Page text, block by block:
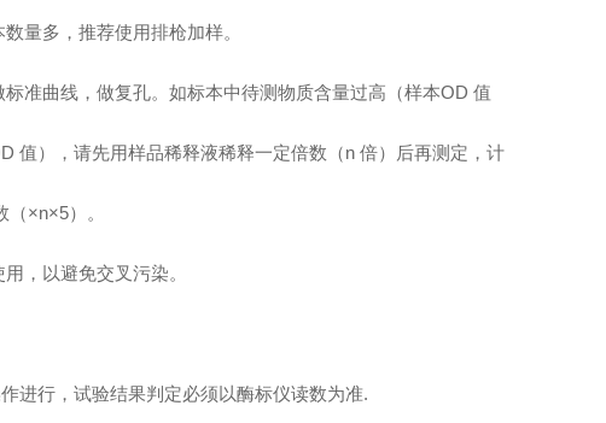
量多，推荐使用排枪加样。
准曲线，做复孔。如标本中待测物质含量过高（样本OD 值
值），请先用样品稀释液稀释一定倍数（n 倍）后再测定，计
×n×5）。
，以避免交叉污染。
进行，试验结果判定必须以酶标仪读数为准.